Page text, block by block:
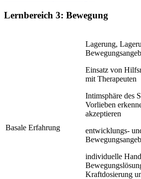
Lernbereich 3: Bewegung
Basale Erfahrung
Lagerung,
Einsatz von
mit Therapeuten
Intimsphäre des
Vorlieben
akzeptieren
entwicklungs-
individuelle
Kraftdosierung